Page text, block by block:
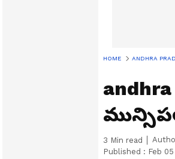
HOME ANDHRA
3 Min read
Published : Feb